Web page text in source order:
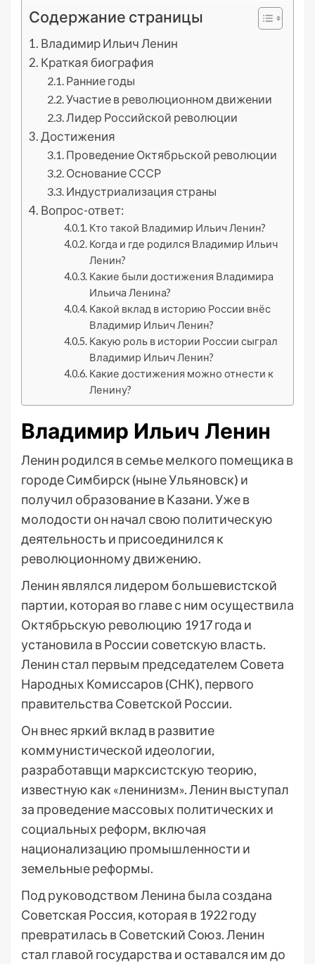
Содержание страницы
Владимир Ильич Ленин
Краткая биография
Ранние годы
Участие в революционном движении
Лидер Российской революции
Достижения
Проведение Октябрьской революции
Основание СССР
Индустриализация страны
Вопрос-ответ:
Кто такой Владимир Ильич Ленин?
Когда и где родился Владимир Ильич
Ленин?
Какие были достижения Владимира
Ильича Ленина?
Какой вклад в историю России внёс
Владимир Ильич Ленин?
Какую роль в истории России сыграл
Владимир Ильич Ленин?
Какие достижения можно отнести к
Ленину?
Владимир Ильич Ленин
Ленин родился в семье мелкого помещика в
городе Симбирск (ныне Ульяновск) и
получил образование в Казани. Уже в
молодости он начал свою политическую
деятельность и присоединился к
революционному движению.
Ленин являлся лидером большевистской
партии, которая во главе с ним осуществила
Октябрьскую революцию 1917 года и
установила в России советскую власть.
Ленин стал первым председателем Совета
Народных Комиссаров (СНК), первого
правительства Советской России.
Он внес яркий вклад в развитие
коммунистической идеологии,
разработавщи марксистскую теорию,
известную как «ленинизм». Ленин выступал
за проведение массовых политических и
социальных реформ, включая
национализацию промышленности и
земельные реформы.
Под руководством Ленина была создана
Советская Россия, которая в 1922 году
превратилась в Советский Союз. Ленин
стал главой государства и оставался им до